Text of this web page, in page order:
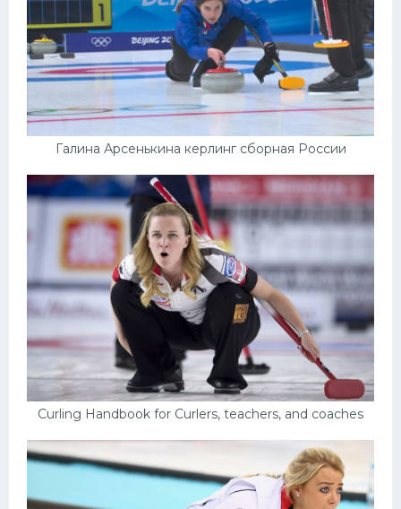
Галина Арсенькина керлинг сборная России
Curling Handbook for Curlers, teachers, and coaches